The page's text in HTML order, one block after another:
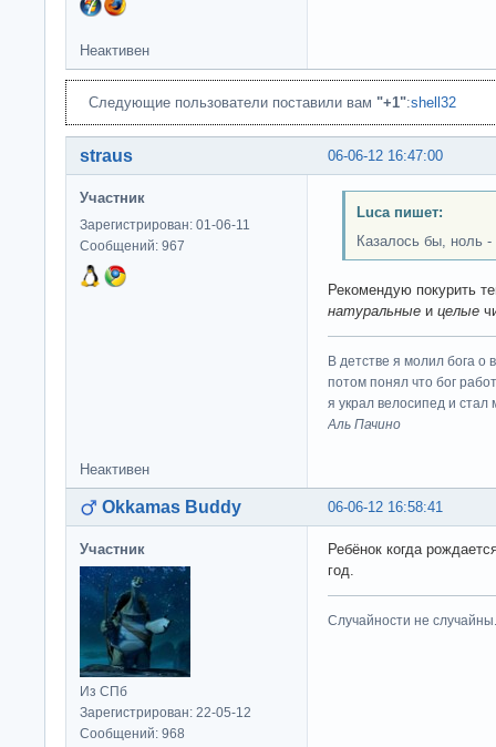
Неактивен
Следующие пользователи поставили вам "+1":shell32
06-06-12 16:47:00
straus
Участник
Зарегистрирован: 01-06-11
Сообщений: 967
Luca пишет:
Казалось бы, ноль -
Рекомендую покурить
натуральные и целые
В детстве я молил бога о
потом понял что бог
я украл велосипед и стал
Аль Пачино
Неактивен
06-06-12 16:58:41
Okkamas Buddy
Участник
Из СПб
Зарегистрирован: 22-05-12
Сообщений: 968
Ребёнок когда
год.
Случайности не случайны.